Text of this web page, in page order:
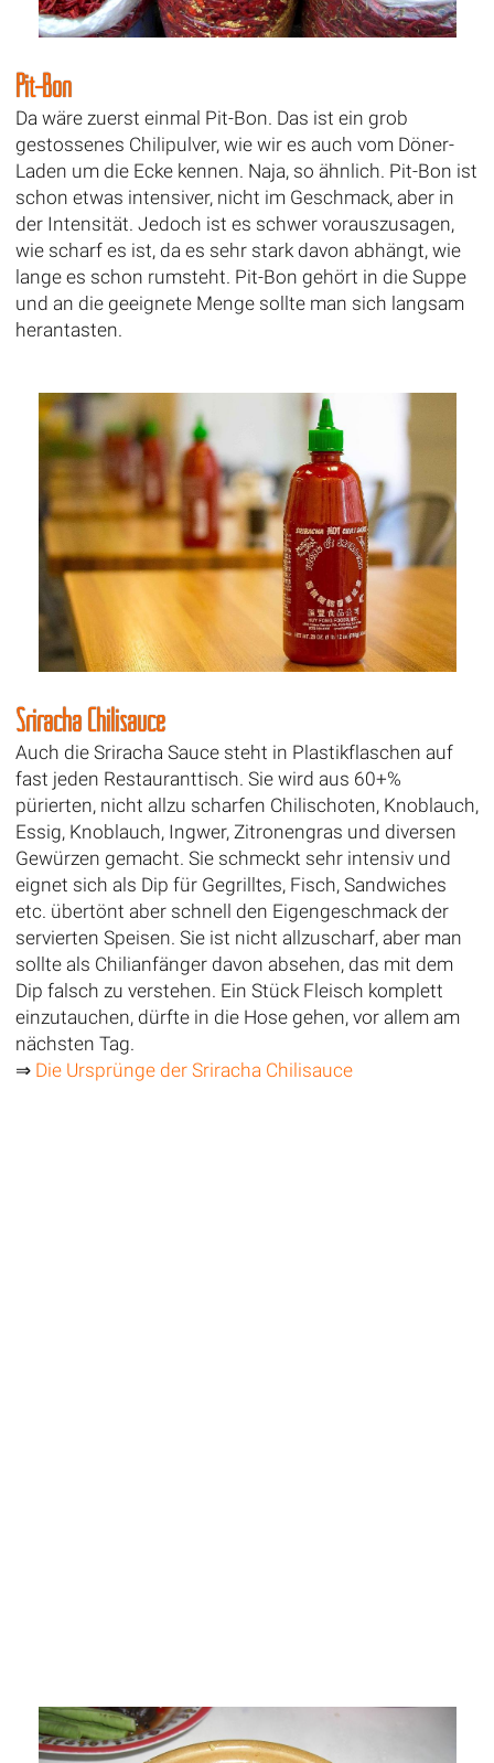
Pit-Bon
Da wäre zuerst einmal Pit-Bon. Das ist ein grob
gestossenes Chilipulver, wie wir es auch vom Döner-
Laden um die Ecke kennen. Naja, so ähnlich. Pit-Bon ist
schon etwas intensiver, nicht im Geschmack, aber in
der Intensität. Jedoch ist es schwer vorauszusagen,
wie scharf es ist, da es sehr stark davon abhängt, wie
lange es schon rumsteht. Pit-Bon gehört in die Suppe
und an die geeignete Menge sollte man sich langsam
herantasten.
Sriracha Chilisauce
Auch die Sriracha Sauce steht in Plastikflaschen auf
fast jeden Restauranttisch. Sie wird aus 60+%
pürierten, nicht allzu scharfen Chilischoten, Knoblauch,
Essig, Knoblauch, Ingwer, Zitronengras und diversen
Gewürzen gemacht. Sie schmeckt sehr intensiv und
eignet sich als Dip für Gegrilltes, Fisch, Sandwiches
etc. übertönt aber schnell den Eigengeschmack der
servierten Speisen. Sie ist nicht allzuscharf, aber man
sollte als Chilianfänger davon absehen, das mit dem
Dip falsch zu verstehen. Ein Stück Fleisch komplett
einzutauchen, dürfte in die Hose gehen, vor allem am
nächsten Tag.
⇒ Die Ursprünge der Sriracha Chilisauce